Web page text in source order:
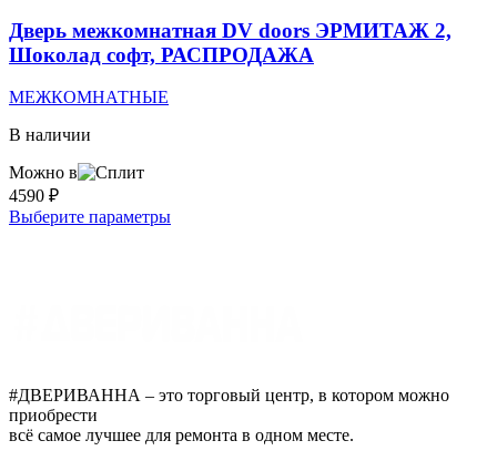
Опции
можно
выбрать
Дверь межкомнатная DV doors ЭРМИТАЖ 2,
Шоколад софт, РАСПРОДАЖА
МЕЖКОМНАТНЫЕ
В наличии
Можно в
4590 ₽
Выберите параметрыЭтот
странице
#ДВЕРИВАННА – это торговый центр, в котором можно
приобрести
всё самое лучшее для ремонта в одном месте.